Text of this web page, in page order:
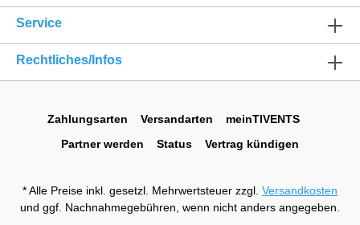
Service
Rechtliches/Infos
Zahlungsarten Versandarten
meinTIVENTS
Partner werden
Status Vertrag kündigen
* Alle Preise inkl. gesetzl. Mehrwertsteuer zzgl. Versandkosten
und ggf. Nachnahmegebühren, wenn nicht anders angegeben.